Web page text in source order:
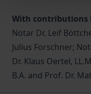
With contributions
Notar Dr. Leif
Julius Forschner;
Dr. Klaus Oertel,
B.A. and Prof. Dr.